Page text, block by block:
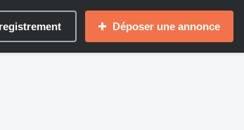
Déposer une annonce